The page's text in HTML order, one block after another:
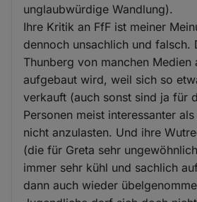
unglaubwürdige Wandlung).
Ihre Kritik an FfF ist meiner
dennoch unsachlich und falsch.
Thunberg von manchen Medien
aufgebaut wird, weil sich so
verkauft (auch sonst sind ja für
Personen meist interessanter
nicht anzulasten. Und ihre
(die für Greta sehr
immer sehr kühl und sachlich
dann auch wieder